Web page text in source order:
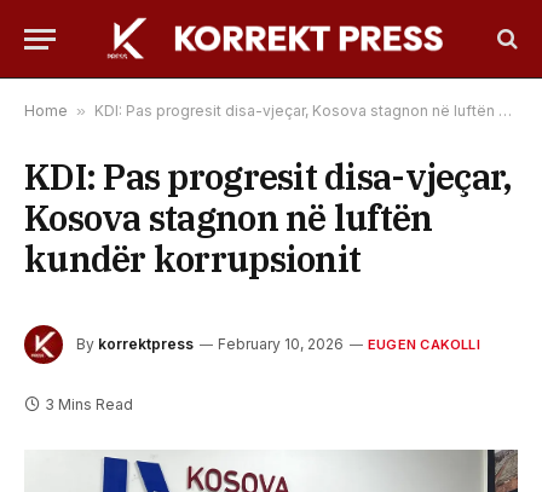
Home » KDI: Pas progresit disa-vjeçar, Kosova stagnon në luftën kundër korrupsionit
KDI: Pas progresit disa-vjeçar,
Kosova stagnon në luftën
kundër korrupsionit
By korrektpress February 10, 2026 EUGEN CAKOLLI
3 Mins Read